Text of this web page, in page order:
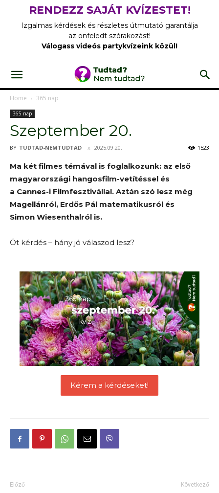
RENDEZZ SAJÁT KVÍZESTET!
Izgalmas kérdések és részletes útmutató garantálja
az önfeledt szórakozást!
Válogass videós partykvízeink közül!
Home 365 nap
365 nap
Szeptember 20.
BY TUDTAD-NEMTUDTAD 2025.09.20. 1523
Ma két filmes témával is foglalkozunk: az első
magyarországi hangosfilm-vetítéssel és
a Cannes-i Filmfesztivállal. Aztán szó lesz még
Magellánról, Erdős Pál matematikusról és
Simon Wiesenthalról is.
Öt kérdés – hány jó válaszod lesz?
Kérem a kérdéseket!
Előző Következő